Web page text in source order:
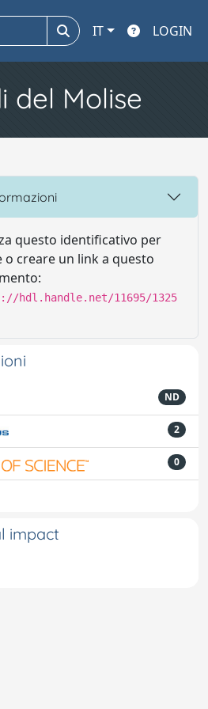
IT LOGIN
del Molise
questo identificativo per
o creare un link a questo
hdl.handle.net/11695/1325
ND
2
0
impact